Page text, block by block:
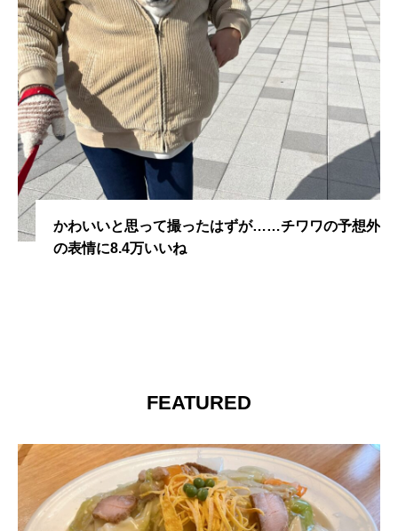
かわいいと思って撮ったはずが……チワワの予想外
の表情に8.4万いいね
FEATURED